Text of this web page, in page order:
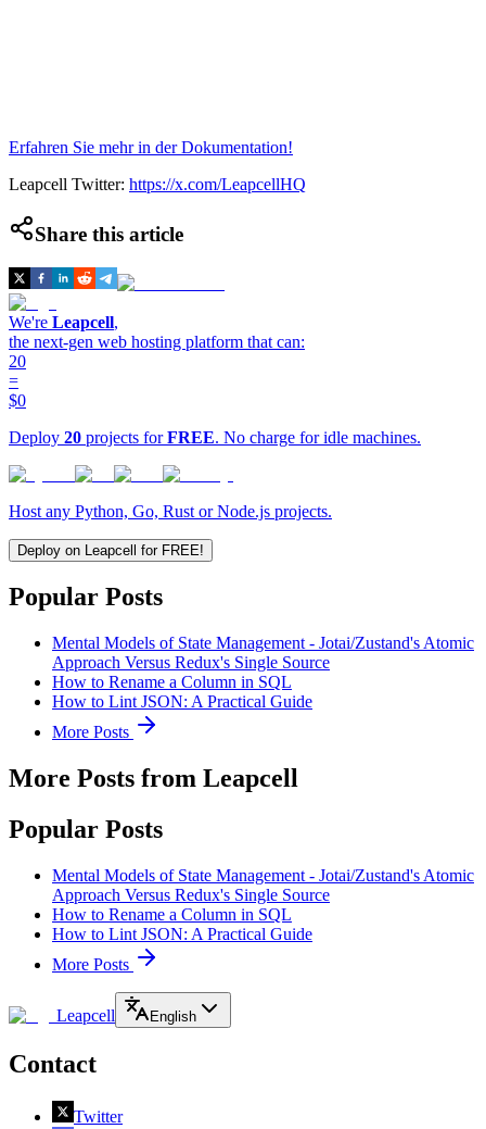
Erfahren Sie mehr in der Dokumentation!
Leapcell Twitter: https://x.com/LeapcellHQ
Share this article
We're Leapcell,
the next-gen web hosting platform that can:
20
=
$0
Deploy 20 projects forFREE. No charge for idle machines.
Host any Python, Go, Rust or Node.js projects.
Deploy on Leapcell for FREE!
Popular Posts
Mental Models of State Management - Jotai/Zustand's Atomic
Approach Versus Redux's Single Source
How to Rename a Column in SQL
How to Lint JSON: A Practical Guide
More Posts
More Posts from Leapcell
Popular Posts
Mental Models of State Management - Jotai/Zustand's Atomic
Approach Versus Redux's Single Source
How to Rename a Column in SQL
How to Lint JSON: A Practical Guide
More Posts
Leapcell English
Contact
Twitter